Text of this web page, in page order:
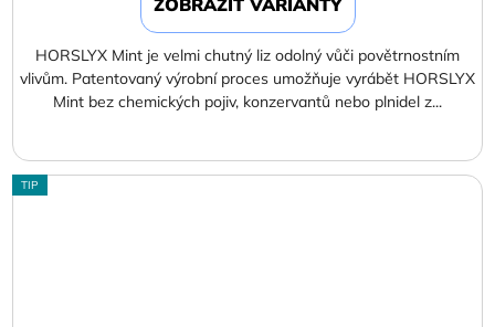
HORSLYX Mint je velmi chutný liz odolný vůči povětrnostním
vlivům. Patentovaný výrobní proces umožňuje vyrábět HORSLYX
Mint bez chemických pojiv, konzervantů nebo plnidel z...
TIP